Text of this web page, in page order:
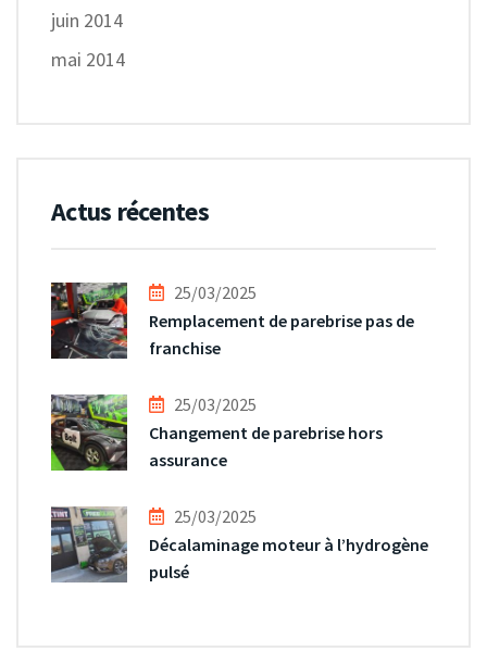
juin 2014
mai 2014
Actus récentes
25/03/2025
Remplacement de parebrise pas de
franchise
25/03/2025
Changement de parebrise hors
assurance
25/03/2025
Décalaminage moteur à l’hydrogène
pulsé